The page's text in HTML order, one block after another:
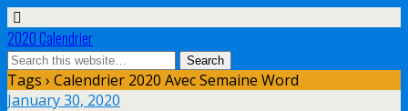
2020 Calendrier
Tags › Calendrier 2020 Avec Semaine Word
January 30, 2020